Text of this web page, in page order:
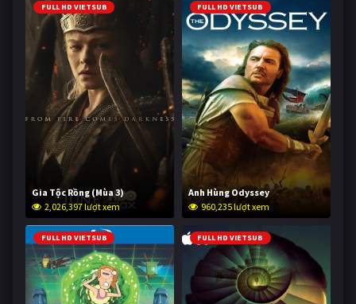
FULL HD VIETSUB
Gia Tộc Rồng (Mùa 3)
2,026,397 lượt xem
FULL HD VIETSUB
Anh Hùng Odyssey
960,235 lượt xem
FULL HD VIETSUB FULL HD VIETSUB